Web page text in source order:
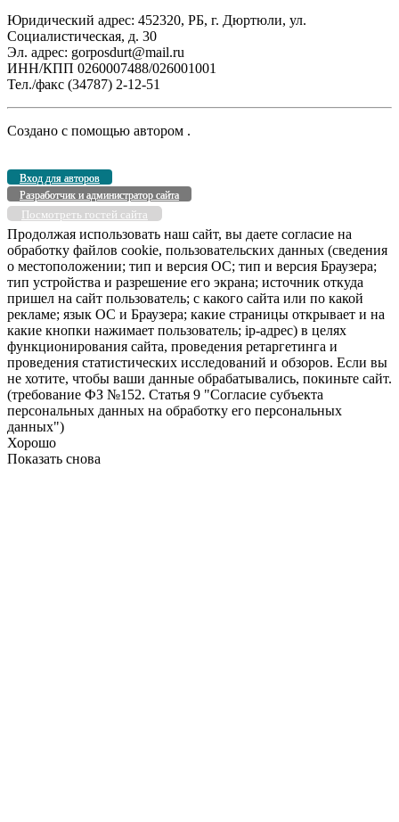
Юридический адрес: 452320, РБ, г. Дюртюли, ул.
Социалистическая, д. 30
Эл. адрес: gorposdurt@mail.ru
ИНН/КПП 0260007488/026001001
Тел./факс (34787) 2-12-51
Создано с помощью автором .
Вход для авторов
Разработчик и администратор сайта
Посмотреть гостей сайта
Продолжая использовать наш сайт, вы даете согласие на
обработку файлов cookie, пользовательских данных (сведения
о местоположении; тип и версия ОС; тип и версия Браузера;
тип устройства и разрешение его экрана; источник откуда
пришел на сайт пользователь; с какого сайта или по какой
рекламе; язык ОС и Браузера; какие страницы открывает и на
какие кнопки нажимает пользователь; ip-адрес) в целях
функционирования сайта, проведения ретаргетинга и
проведения статистических исследований и обзоров. Если вы
не хотите, чтобы ваши данные обрабатывались, покиньте сайт.
(требование ФЗ №152. Статья 9 "Согласие субъекта
персональных данных на обработку его персональных
данных")
Хорошо
Показать снова